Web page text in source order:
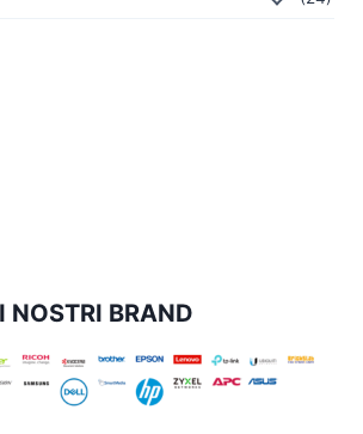
I NOSTRI BRAND